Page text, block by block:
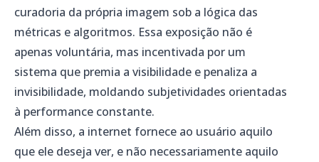
curadoria da própria imagem sob a lógica das
métricas e algoritmos. Essa exposição não é
apenas voluntária, mas incentivada por um
sistema que premia a visibilidade e penaliza a
invisibilidade, moldando subjetividades orientadas
à performance constante.
Além disso, a internet fornece ao usuário aquilo
que ele deseja ver, e não necessariamente aquilo